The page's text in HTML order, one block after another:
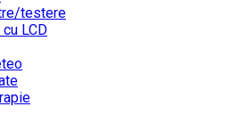
testere
LCD